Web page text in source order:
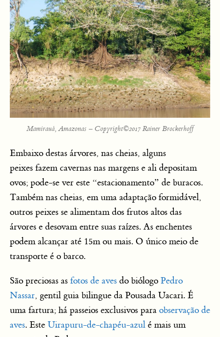
Mamirauá, Amazonas – Copyright©2017 Rainer Brockerhoff
Embaixo destas árvores, nas cheias, alguns
peixes fazem cavernas nas margens e ali depositam
ovos; pode-se ver este “estacionamento” de buracos.
Também nas cheias, em uma adaptação formidável,
outros peixes se alimentam dos frutos altos das
árvores e desovam entre suas raízes. As enchentes
podem alcançar até 15m ou mais. O único meio de
transporte é o barco.
São preciosas as fotos de aves do biólogo Pedro
Nassar, gentil guia bilingue da Pousada Uacari. É
uma fartura; há passeios exclusivos para observação de
aves. Este Uirapuru-de-chapéu-azul é mais um